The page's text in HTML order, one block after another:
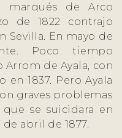
marqués de Arco
de 1822 contrajo
Sevilla. En mayo de
Poco tiempo
de Ayala, con
1837. Pero Ayala
graves problemas
se suicidara en
de abril de 1877.